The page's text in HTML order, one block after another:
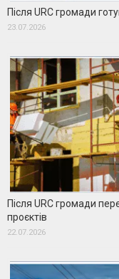
Після URC громади
23.07.2026
Після URC громади
проєктів
22.07.2026